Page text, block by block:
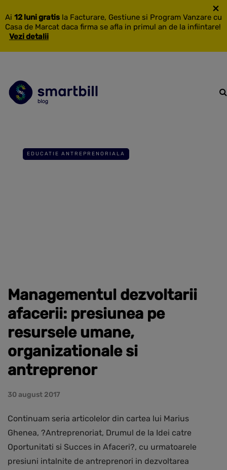
Ai 12 luni gratis la Facturare, Gestiune si Program Vanzare cu
Casa de Marcat daca firma se afla in primul an de la infiintare!
Vezi detalii
×
EDUCATIE ANTREPRENORIALA
Managementul dezvoltarii
afacerii: presiunea pe
resursele umane,
organizationale si
antreprenor
30 august 2017
Continuam seria articolelor din cartea lui Marius
Ghenea, ?Antreprenoriat, Drumul de la Idei catre
Oportunitati si Succes in Afaceri?, cu urmatoarele
presiuni intalnite de antreprenori in dezvoltarea